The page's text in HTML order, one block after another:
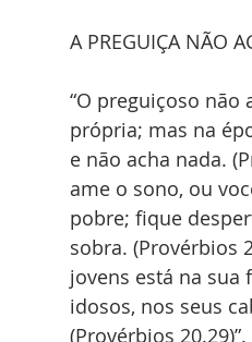
A PREGUIÇA NÃO
“O preguiçoso não
própria; mas na
e não acha nada.
ame o sono, ou
pobre; fique
sobra. (Provérbios
jovens está na sua
idosos, nos seus
(Provérbios 20.29)”.